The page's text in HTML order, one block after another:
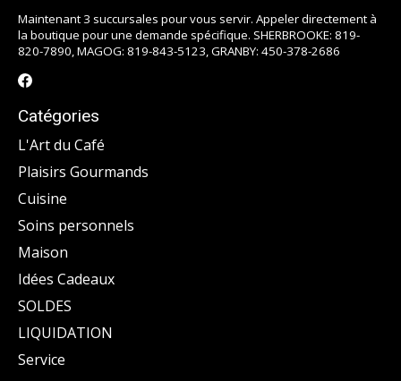
Maintenant 3 succursales pour vous servir. Appeler directement à
la boutique pour une demande spécifique. SHERBROOKE: 819-
820-7890, MAGOG: 819-843-5123, GRANBY: 450-378-2686
Catégories
L'Art du Café
Plaisirs Gourmands
Cuisine
Soins personnels
Maison
Idées Cadeaux
SOLDES
LIQUIDATION
Service